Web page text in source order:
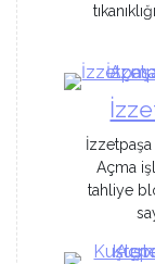
İzzetpaşa
Açma
tahliye